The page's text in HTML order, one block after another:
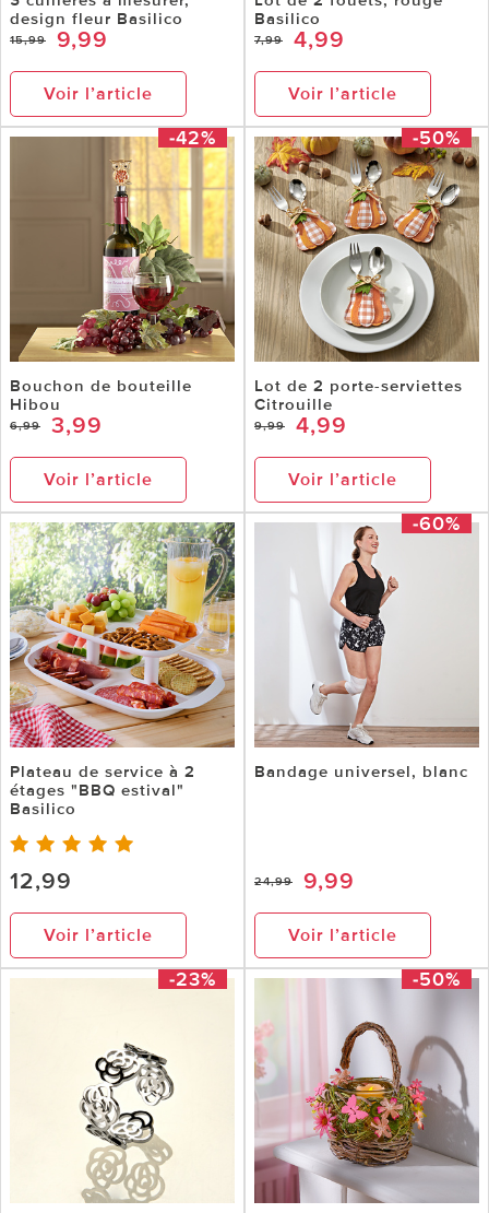
design fleur Basilico
15,99 9,99
Voir l’article
Basilico
7,99 4,99
Voir l’article
-42%
Bouchon de bouteille
Hibou
6,99 3,99
Voir l’article
-50%
Lot de 2 porte-serviettes
Citrouille
9,99 4,99
Voir l’article
Plateau de service à 2
étages "BBQ estival"
Basilico
12,99
Voir l’article
-60%
Bandage universel, blanc
24,99 9,99
Voir l’article
-23% -50%